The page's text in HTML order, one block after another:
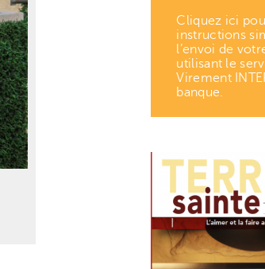
Cliquez ici
instructions
l’envoi de
utilisant le
Virement
banque.